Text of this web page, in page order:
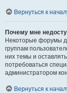
Вернуться к
Почему мне
Некоторые форумы
группам
них темы и
потребоваться
администратором
Вернуться к